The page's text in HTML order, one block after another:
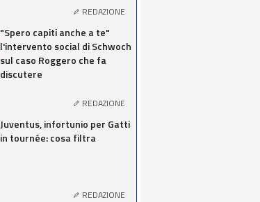
REDAZIONE
"Spero capiti anche a te"
l'intervento social di Schwoch
sul caso Roggero che fa
discutere
REDAZIONE
Juventus, infortunio per Gatti
in tournée: cosa filtra
REDAZIONE